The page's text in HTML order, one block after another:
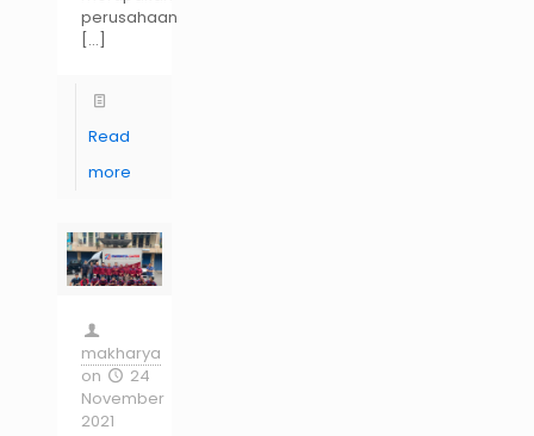
perusahaan
[…]
Read
more
makharya
on
24
November
2021